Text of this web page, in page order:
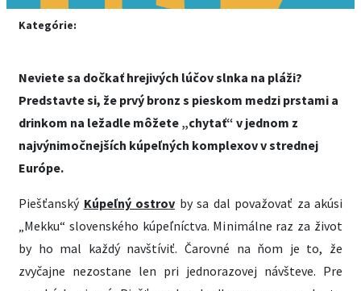
Kategórie:
Neviete sa dočkať hrejivých lúčov slnka na pláži?
Predstavte si, že prvý bronz s pieskom medzi prstami a
drinkom na ležadle môžete „chytať“ v jednom z
najvýnimočnejších kúpeľných komplexov v strednej
Európe.
Piešťanský Kúpeľný ostrov by sa dal považovať za akúsi
„Mekku“ slovenského kúpeľníctva. Minimálne raz za život
by ho mal každý navštíviť. Čarovné na ňom je to, že
zvyčajne nezostane len pri jednorazovej návšteve. Pre